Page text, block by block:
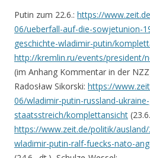
Putin zum 22.6.: https://
06/ueberfall-auf-die-sowjetunion-
geschichte-wladimir-putin/
http://kremlin.ru/events/president/
(im Anhang Kommentar in der
Radosław Sikorski: https://
06/wladimir-putin-russland-
staatsstreich/komplettansicht
https://www.zeit.de/politik/
wladimir-putin-ralf-fuecks-nato-